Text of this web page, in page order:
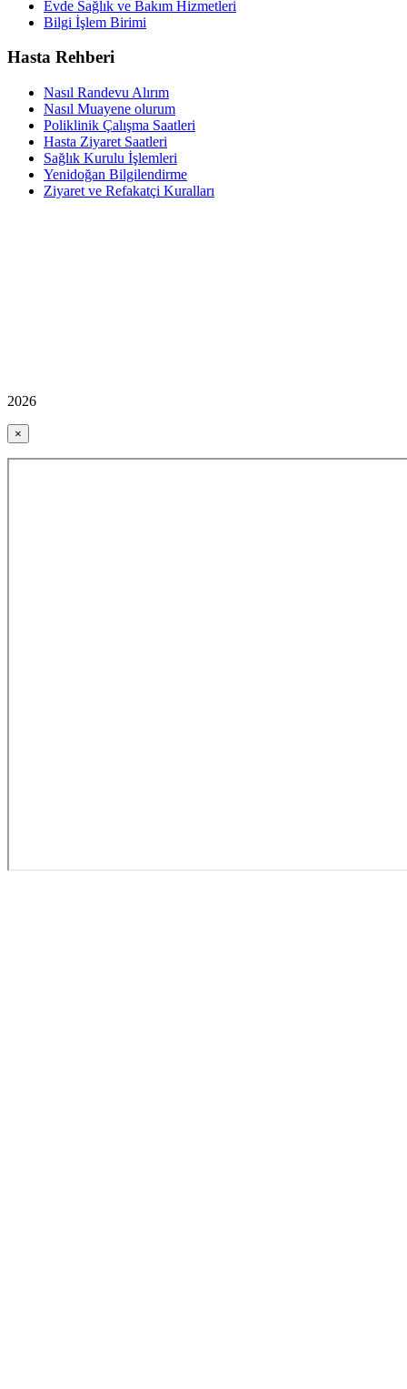
Evde Sağlık ve Bakım Hizmetleri
Bilgi İşlem Birimi
Hasta Rehberi
Nasıl Randevu Alırım
Nasıl Muayene olurum
Poliklinik Çalışma Saatleri
Hasta Ziyaret Saatleri
Sağlık Kurulu İşlemleri
Yenidoğan Bilgilendirme
Ziyaret ve Refakatçi Kuralları
2026
×